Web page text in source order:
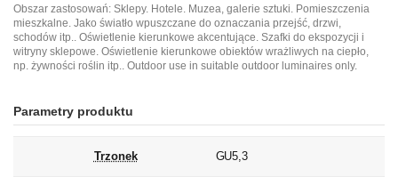
Obszar zastosowań: Sklepy. Hotele. Muzea, galerie sztuki. Pomieszczenia
mieszkalne. Jako światło wpuszczane do oznaczania przejść, drzwi,
schodów itp.. Oświetlenie kierunkowe akcentujące. Szafki do ekspozycji i
witryny sklepowe. Oświetlenie kierunkowe obiektów wrażliwych na ciepło,
np. żywności roślin itp.. Outdoor use in suitable outdoor luminaires only.
Parametry produktu
Trzonek GU5,3